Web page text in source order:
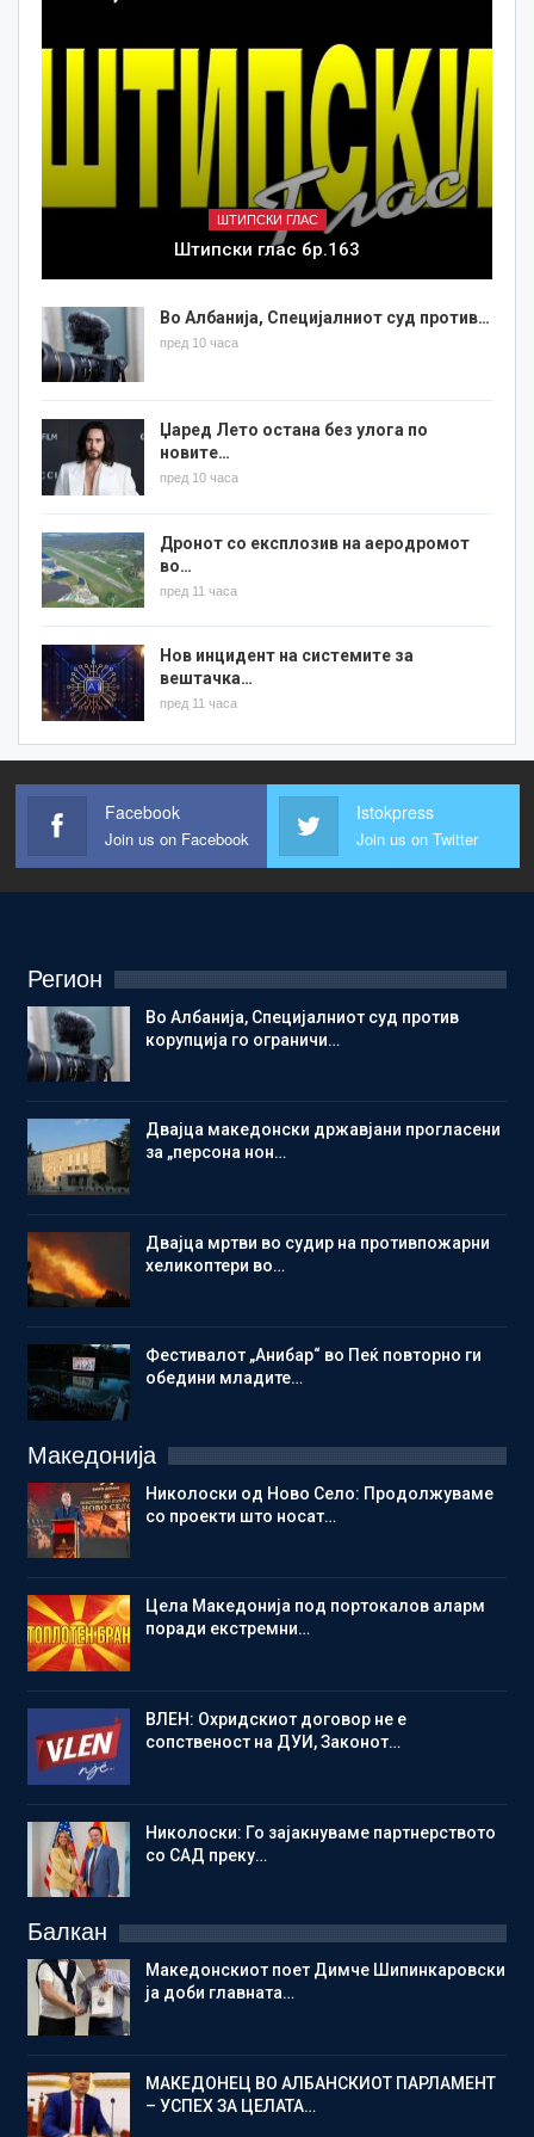
ШТИПСКИ ГЛАС
Штипски глас бр.163
Во Албанија, Специјалниот суд против…
пред 10 часа
Џаред Лето остана без улога по
новите…
пред 10 часа
Дронот со експлозив на аеродромот
во…
пред 11 часа
Нов инцидент на системите за
вештачка…
пред 11 часа
Facebook
Join us on Facebook
Istokpress
Join us on Twitter
Регион
Во Албанија, Специјалниот суд против
корупција го ограничи…
Двајца македонски државјани прогласени
за „персона нон…
Двајца мртви во судир на противпожарни
хеликоптери во…
Фестивалот „Анибар“ во Пеќ повторно ги
обедини младите…
Македонија
Николоски од Ново Село: Продолжуваме
со проекти што носат…
Цела Македонија под портокалов аларм
поради екстремни…
ВЛЕН: Охридскиот договор не е
сопственост на ДУИ, Законот…
Николоски: Го зајакнуваме партнерството
со САД преку…
Балкан
Македонскиот поет Димче Шипинкаровски
ја доби главната…
МАКЕДОНЕЦ ВО АЛБАНСКИОТ ПАРЛАМЕНТ
– УСПЕХ ЗА ЦЕЛАТА…